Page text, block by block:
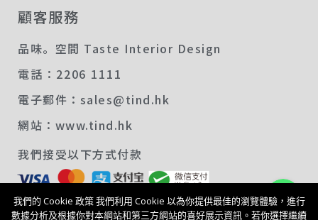
顧客服務
品味。空間 Taste Interior Design
電話：2206 1111
電子郵件：sales@tind.hk
網站：www.tind.hk
我們接受以下方式付款
Follow Us:
我們的 Cookie 政策 我們利用 Cookie 以為你提供最佳的瀏覽體驗，進行
數據分析及根據你對本網站和第三方網站的喜好展示資訊。若你選擇繼續